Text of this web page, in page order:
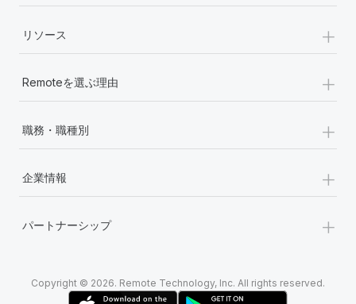
リソース +
Remoteを選ぶ理由 +
職務・職種別 +
企業情報 +
パートナーシップ +
Copyright © 2026. Remote Technology, Inc. All rights reserved.